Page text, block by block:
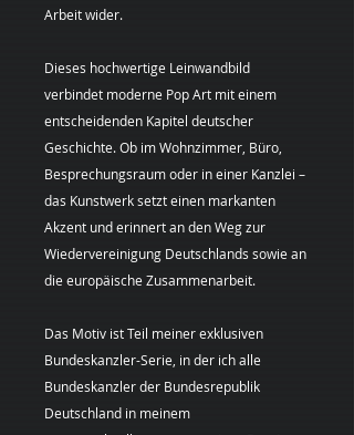
Arbeit wider.
Dieses hochwertige Leinwandbild
verbindet moderne Pop Art mit einem
entscheidenden Kapitel deutscher
Geschichte. Ob im Wohnzimmer, Büro,
Besprechungsraum oder in einer Kanzlei –
das Kunstwerk setzt einen markanten
Akzent und erinnert an den Weg zur
Wiedervereinigung Deutschlands sowie an
die europäische Zusammenarbeit.
Das Motiv ist Teil meiner exklusiven
Bundeskanzler-Serie, in der ich alle
Bundeskanzler der Bundesrepublik
Deutschland in meinem